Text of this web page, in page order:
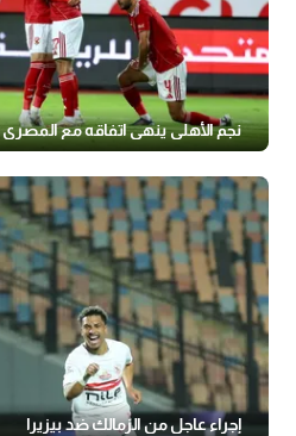
نجم الأهلي ينهي اتفاقه مع المصري
إجراء عاجل من الزمالك ضد بيزيرا